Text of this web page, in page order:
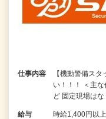
仕事内容
【機動警備ス
い！！！ ＜主
ど 固定現場は
給与 時給1,400円以上